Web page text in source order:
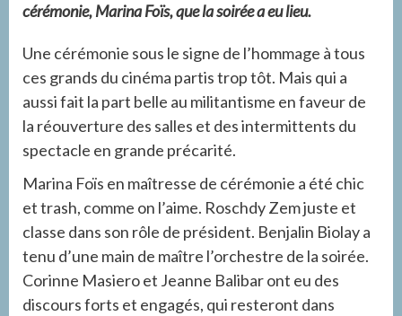
cérémonie, Marina Foïs, que la soirée a eu lieu.
Une cérémonie sous le signe de l’hommage à tous
ces grands du cinéma partis trop tôt. Mais qui a
aussi fait la part belle au militantisme en faveur de
la réouverture des salles et des intermittents du
spectacle en grande précarité.
Marina Foïs en maîtresse de cérémonie a été chic
et trash, comme on l’aime. Roschdy Zem juste et
classe dans son rôle de président. Benjalin Biolay a
tenu d’une main de maître l’orchestre de la soirée.
Corinne Masiero et Jeanne Balibar ont eu des
discours forts et engagés, qui resteront dans